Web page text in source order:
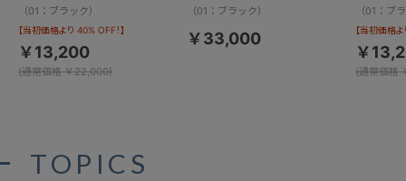
（01：ブラック）
【当初価格より 40% OFF！】
￥13,200
(通常価格 ￥22,000)
ダブル 15864
（01：ブラック）
￥33,000
（01：ブ
【当初価格
￥
(通常価格
TOPICS